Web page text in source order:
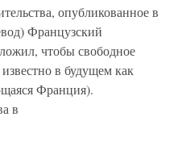
опубликованное в
Французский
чтобы свободное
в будущем как
Франция).
в